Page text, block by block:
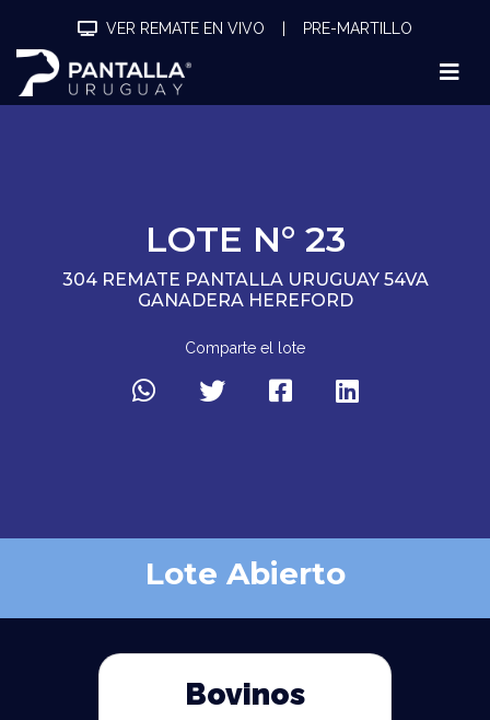
VER REMATE EN VIVO PRE-MARTILLO
LOTE N° 23
304 REMATE PANTALLA URUGUAY 54VA
GANADERA HEREFORD
Comparte el lote
Lote Abierto
Bovinos